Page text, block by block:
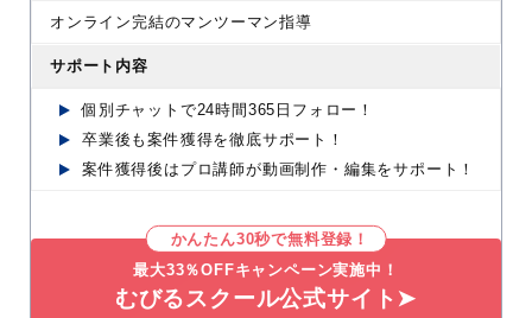
オンライン完結のマンツーマン指導
サポート内容
個別チャットで24時間365日フォロー！
卒業後も案件獲得を徹底サポート！
案件獲得後はプロ講師が動画制作・編集をサポート！
かんたん30秒で無料登録！
最大33％OFFキャンペーン実施中！
むびるスクール公式サイト➤